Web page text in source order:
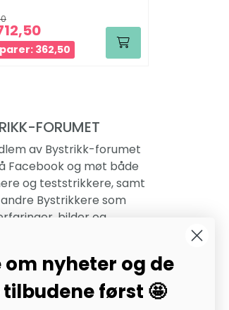
362,50
FORUMET
av Bystrikk-forumet
Facebook og møt både
og teststrikkere, samt
andre Bystrikkere som
bilder og
her.
om nyheter og de
først 🤩